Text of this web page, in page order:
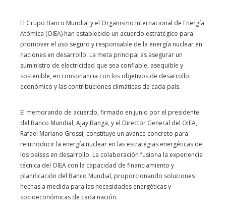
El Grupo Banco Mundial y el Organismo Internacional de Energía
Atómica (OIEA) han establecido un acuerdo estratégico para
promover el uso seguro y responsable de la energía nuclear en
naciones en desarrollo. La meta principal es asegurar un
suministro de electricidad que sea confiable, asequible y
sostenible, en consonancia con los objetivos de desarrollo
económico y las contribuciones climáticas de cada país.
El memorando de acuerdo, firmado en junio por el presidente
del Banco Mundial, Ajay Banga, y el Director General del OIEA,
Rafael Mariano Grossi, constituye un avance concreto para
reintroducir la energía nuclear en las estrategias energéticas de
los países en desarrollo. La colaboración fusiona la experiencia
técnica del OIEA con la capacidad de financiamiento y
planificación del Banco Mundial, proporcionando soluciones
hechas a medida para las necesidades energéticas y
socioeconómicas de cada nación.